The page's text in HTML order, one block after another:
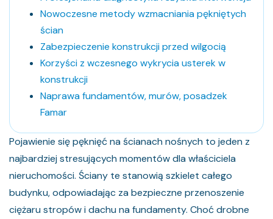
Nowoczesne metody wzmacniania pękniętych
ścian
Zabezpieczenie konstrukcji przed wilgocią
Korzyści z wczesnego wykrycia usterek w
konstrukcji
Naprawa fundamentów, murów, posadzek
Famar
Pojawienie się pęknięć na ścianach nośnych to jeden z
najbardziej stresujących momentów dla właściciela
nieruchomości. Ściany te stanowią szkielet całego
budynku, odpowiadając za bezpieczne przenoszenie
ciężaru stropów i dachu na fundamenty. Choć drobne